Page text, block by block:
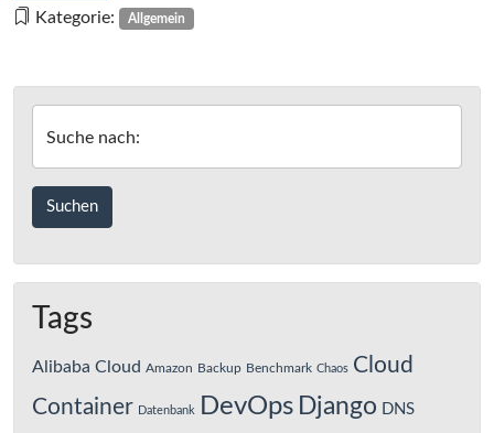
oder
zur
werden
Kategorie: Allgemein
Suche nach:
Tags
Alibaba Cloud Amazon Backup Benchmark Chaos Cloud
Container Datenbank DevOps Django DNS